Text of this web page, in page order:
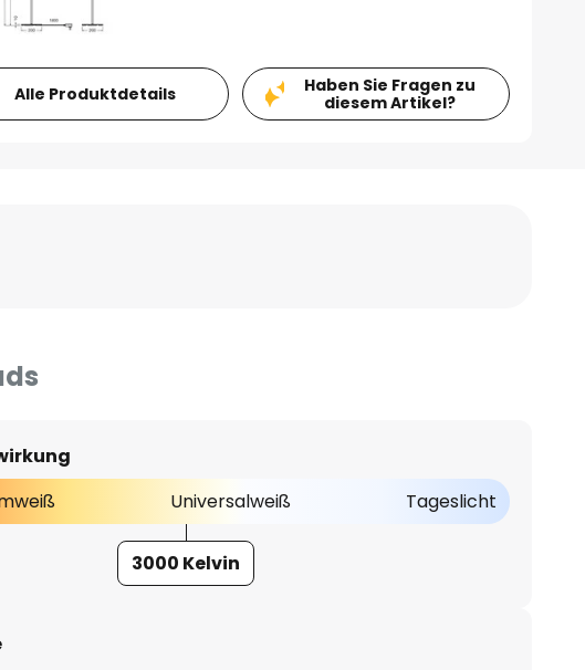
Alle Produktdetails
Haben Sie Fragen zu
diesem Artikel?
Universalweiß Tageslicht
3000 Kelvin